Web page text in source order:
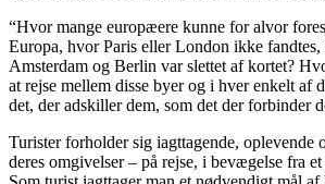
“Hvor mange europæere kunne for alvor
Europa, hvor Paris eller London ikke
Amsterdam og Berlin var slettet af kortet?
at rejse mellem disse byer og i hver enkelt af
det, der adskiller dem, som det der forbinder
Turister forholder sig iagttagende, oplevende
deres omgivelser – på rejse, i bevægelse fra